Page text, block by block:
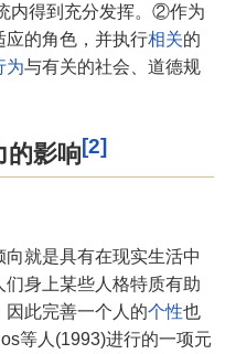
内得到充分发挥。②作为
应的角色，并执行相关的
为与有关的社会、道德规
的影响[2]
就是具有在现实生活中
身上某些人格特质有助
此完善一个人的个性也
等人(1993)进行的一项元